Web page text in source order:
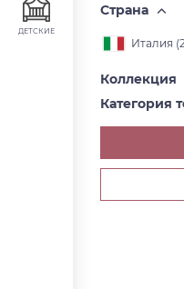
ДЕТСКИЕ
Страна
Италия (2
Коллекция
Категория